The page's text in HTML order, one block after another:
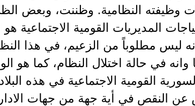
وظيفته النظامية. وظننت، وبعض
المديريات القومية الاجتماعية
ليس مطلوباً من الزعيم، في هذا
وانه في حالة اختلال النظام، كما هو
القومية الاجتماعية في هذه
عن النقص في أية جهة من جهات